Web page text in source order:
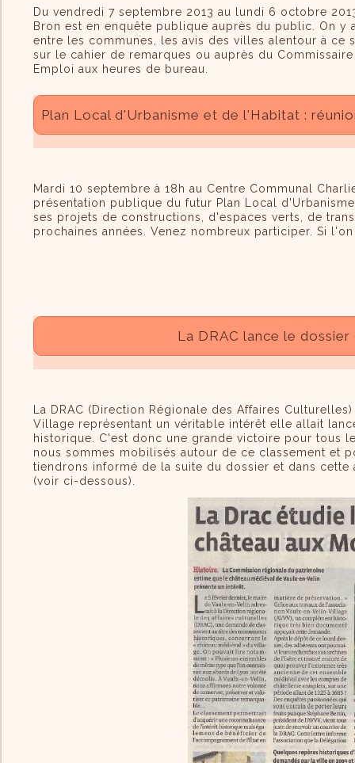
Du vendredi 7 septembre 2013 au lundi 6 octobre
Bron est en enquête publique auprès du public. On
entre les communes, les avis des villes alentour à ce
sur le cahier de remarques ou auprès du
Emploi aux heures de bureau.
Plan Local d'Urbanisme et de l'Habitat :
Mardi 10 septembre à 18h au Centre Communal
présentation publique du futur Plan Local
ses projets de constructions, d'espaces verts, de
prochaines années. Venez nombreux participer. Si
La DRAC lance le
La DRAC (Direction Régionale des Affaires
Village représentant un véritable intérêt elle allait
historique. C'est donc une grande victoire pour tous
nous sommes mobilisés autour de ce classement et
tiendrons informé de la suite du dossier et dans
(voir ci-dessous).